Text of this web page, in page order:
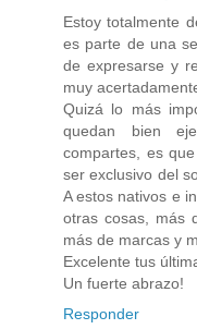
Estoy totalmente
es parte de una
de expresarse y
muy
Quizá lo más
quedan bien
compartes, es
ser exclusivo del
A estos nativos e
otras cosas, más
más de marcas y
Excelente tus
Un fuerte abrazo!
Responder